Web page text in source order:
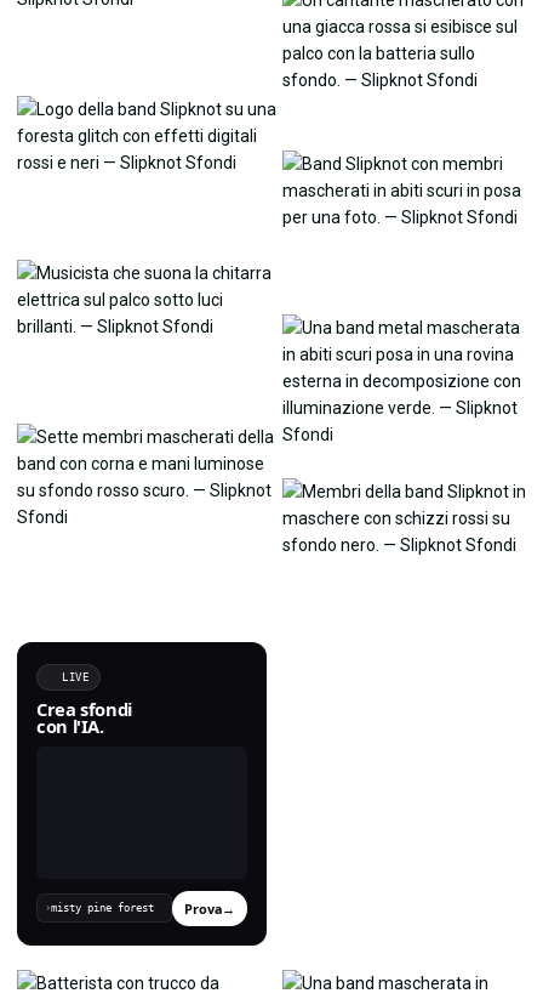
LIVE
Crea sfondi
con l'IA.
› Prova→